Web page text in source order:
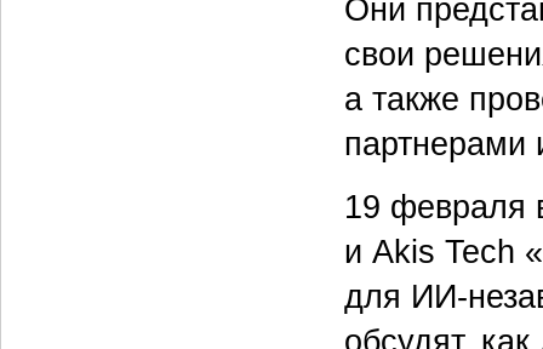
Они
свои
а также
партнерами
19 февраля
и Akis Tech
для ИИ-
обсудят,